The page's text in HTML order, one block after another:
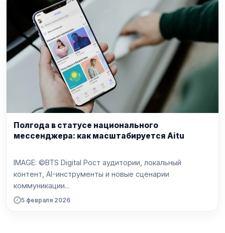
Полгода в статусе национального
мессенджера: как масштабируется Aitu
IMAGE: ©BTS Digital Рост аудитории, локальный
контент, AI-инструменты и новые сценарии
коммуникации...
5 февраля 2026